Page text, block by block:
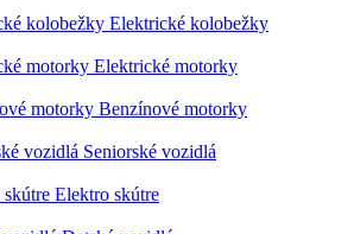
Elektrické kolobežky
Elektrické motorky
Benzínové motorky
Seniorské vozidlá
Elektro skútre